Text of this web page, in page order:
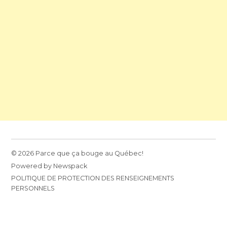
© 2026 Parce que ça bouge au Québec!
Powered by Newspack
POLITIQUE DE PROTECTION DES RENSEIGNEMENTS
PERSONNELS